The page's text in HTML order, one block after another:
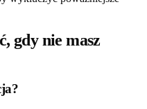
gdy nie masz